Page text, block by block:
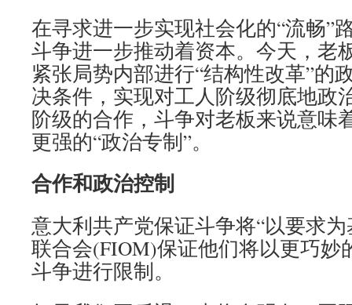
在寻求进一步实现社会化的“流畅”
斗争进一步推动着资本。今天，老
紧张局势内部进行“结构性改革”的
决条件，实现对工人阶级彻底地政
阶级的合作，斗争对老板来说意味
更强的“政治专制”。
合作和政治控制
意大利共产党保证斗争将“以要求
联合会(FIOM)保证他们将以更巧妙
斗争进行限制。